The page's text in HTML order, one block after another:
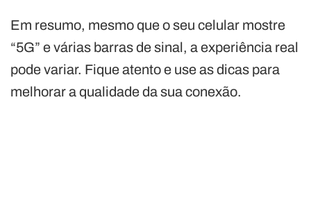
Em resumo, mesmo que o seu celular mostre
“5G” e várias barras de sinal, a experiência real
pode variar. Fique atento e use as dicas para
melhorar a qualidade da sua conexão.